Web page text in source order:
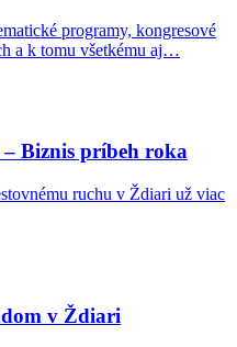
programy, kongresové
a k tomu všetkému aj…
– Biznis príbeh roka
ruchu v Ždiari už viac
v Ždiari